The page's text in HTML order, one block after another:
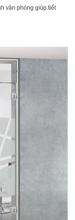
văn phòng giúp tiết